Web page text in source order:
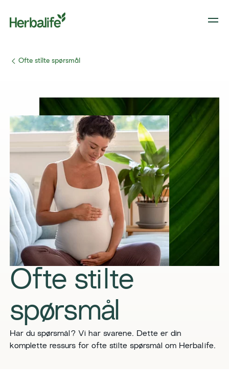
​​Ofte stilte spørsmål​
Ofte stilte
spørsmål
Har du spørsmål? Vi har svarene. Dette er din
komplette ressurs for ofte stilte spørsmål om Herbalife.